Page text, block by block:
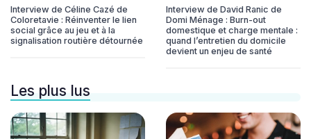
Interview de Céline Cazé de
Coloretavie : Réinventer le lien
social grâce au jeu et à la
signalisation routière détournée
Interview de David Ranic de
Domi Ménage : Burn-out
domestique et charge mentale :
quand l’entretien du domicile
devient un enjeu de santé
Les plus lus